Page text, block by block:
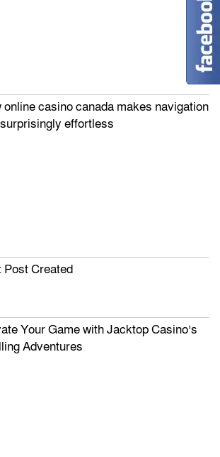
online casino canada makes navigation
effortless
Post Created
Your Game with Jacktop Casino’s
Adventures